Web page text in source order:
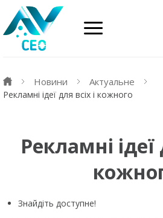
Новини Актуальне
Рекламні ідеї для всіх і кожного
Рекламні ідеї
Знайдіть доступне!